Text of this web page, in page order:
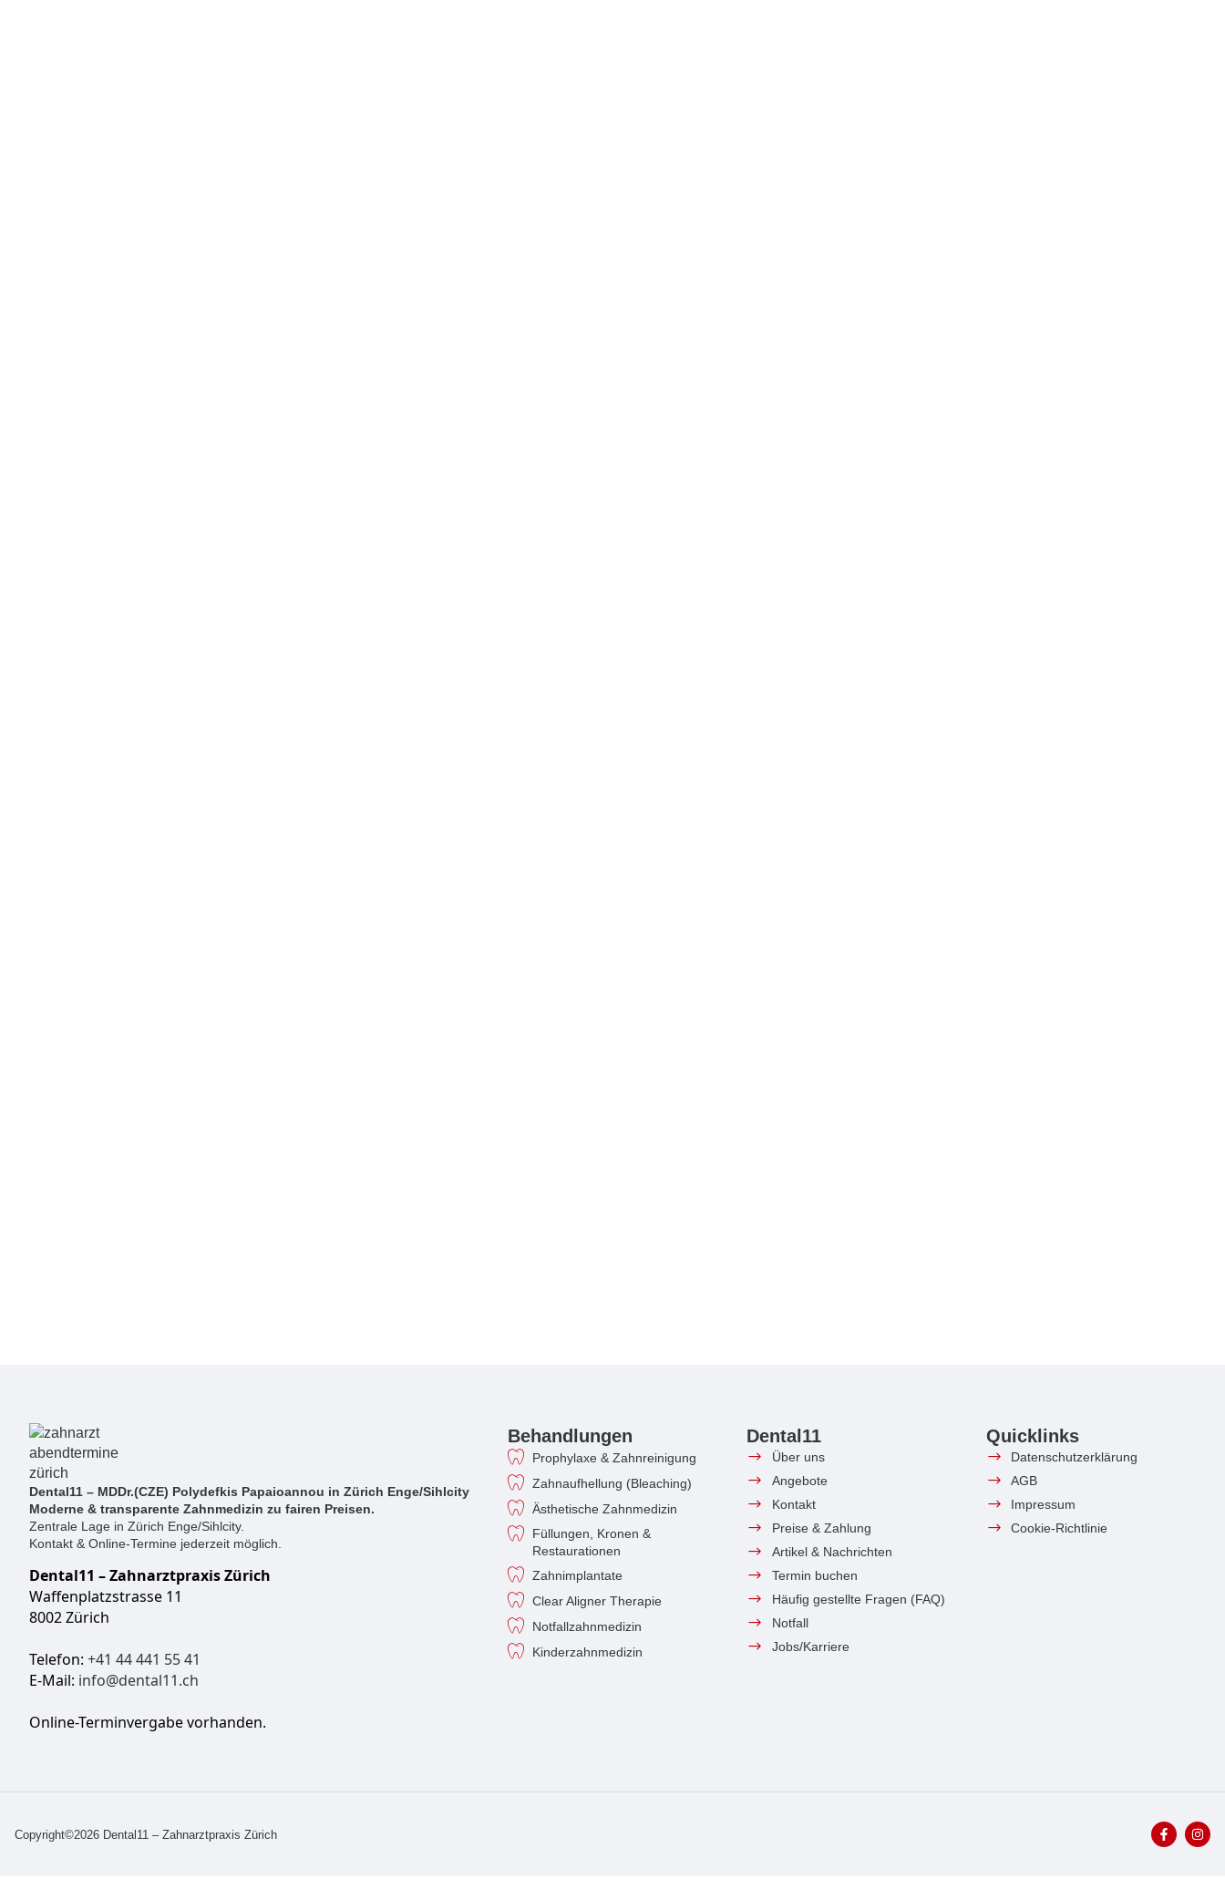
Dental11 – MDDr.(CZE) Polydefkis Papaioannou in Zürich Enge/Sihlcity
Moderne & transparente Zahnmedizin zu fairen Preisen.
Zentrale Lage in Zürich Enge/Sihlcity.
Kontakt & Online-Termine jederzeit möglich.
Dental11 – Zahnarztpraxis Zürich
Waffenplatzstrasse 11
8002 Zürich
Telefon: +41 44 441 55 41
E-Mail: info@dental11.ch
Online-Terminvergabe vorhanden.
Behandlungen
Prophylaxe & Zahnreinigung
Zahnaufhellung (Bleaching)
Ästhetische Zahnmedizin
Füllungen, Kronen &
Restaurationen
Zahnimplantate
Clear Aligner Therapie
Notfallzahnmedizin
Kinderzahnmedizin
Dental11
Über uns
Angebote
Kontakt
Preise & Zahlung
Artikel & Nachrichten
Termin buchen
Häufig gestellte Fragen (FAQ)
Notfall
Jobs/Karriere
Quicklinks
Datenschutzerklärung
AGB
Impressum
Cookie-Richtlinie
Copyright©2026 Dental11 – Zahnarztpraxis Zürich